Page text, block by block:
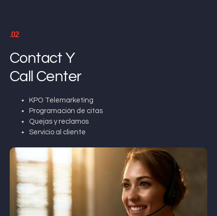
.02
Contact Y
Call Center
KPO Telemarketing
Programación de citas
Quejas y reclamos
Servicio al cliente